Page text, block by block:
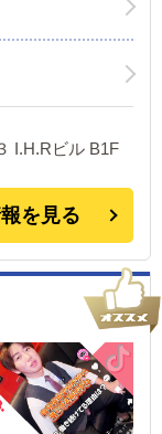
I.H.Rビル B1F
を見る